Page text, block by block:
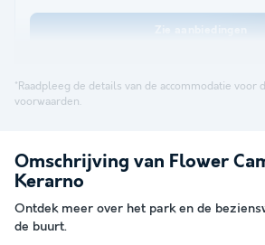
*Raadpleeg de details van de accommodatie voor
voorwaarden.
Omschrijving van Flower
Kerarno
Ontdek meer over het park en de
de buurt.